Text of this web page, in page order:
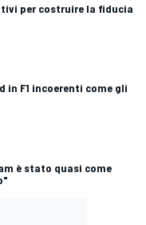
per costruire la fiducia
in F1 incoerenti come gli
è stato quasi come